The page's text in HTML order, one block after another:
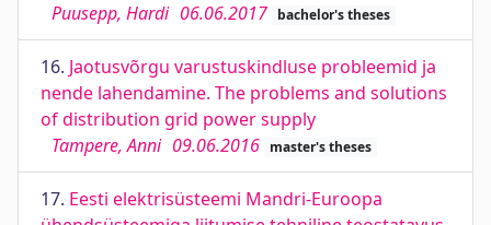
Puusepp, Hardi 06.06.2017 bachelor's theses
16. Jaotusvõrgu varustuskindluse probleemid ja
nende lahendamine. The problems and solutions
of distribution grid power supply
Tampere, Anni 09.06.2016 master's theses
17. Eesti elektrisüsteemi Mandri-Euroopa